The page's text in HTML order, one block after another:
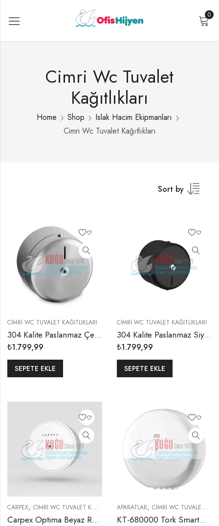
0
Cimri Wc Tuvalet
Kağıtlıkları
Home Shop
Islak Hacim Ekipmanları
Cimri Wc Tuvalet Kağıtlıkları
Sort by
CIMRI WC TUVALET KAĞITLIKLARI
304 Kalite Paslanmaz Çelik Mini Cimri WC Tuvalet Kağıdı Dispanseri
₺1.799,99
SEPETE EKLE
CIMRI WC TUVALET KAĞITLIKLARI
304 Kalite Paslanmaz Siyah Renk Çelik Mini Cimri WC Tuvalet Kağıdı Dispanseri
₺1.799,99
SEPETE EKLE
CARPEX, CIMRI WC TUVALET KAĞITLIKLARI ,KAĞIT HAVLULUKLAR,OPTIMA
Carpex Optima Beyaz Renk Mini Cimri WC Tuvalet Kağıdı Dispenser Aparatı
APARATLAR, CIMRI WC TUVALET KAĞITLIKLARI
KT-680000 Tork SmartOne® T8 Sistem Maxi Cimri İçten Çekmeli WC Tuvalet Kâğıdı Dispenseri Beyaz